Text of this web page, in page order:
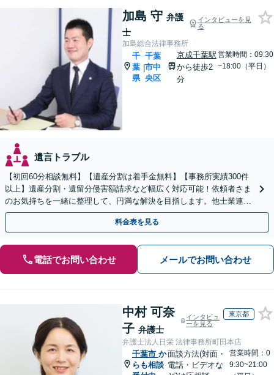
加島 守 弁護
士
インタビューを見
る
加島総合法律事務所
千
葉
県
|
千葉
市中
央区
京成千葉駅
から徒歩2
分
営業時間：09:30
~18:00（平日）
遺言トラブル
【初回60分相談無料】【遺産分割は着手金無料】【事務所実績300件
以上】遺産分割・遺留分侵害額請求など幅広く対応可能！依頼者さま
のお気持ちを一緒に整理して、円満な解決を目指します。他士業連携
でスピード解決【出張相談OK】
料金表を見る
電話でお問い合わせ メールでお問い合わせ
中村 可奈
子 弁護士
インタビュ
ーを見る
東京都
弁護士法人日栄 法律事務所町田本店
千葉市 か
らも相談
面談方法(対面・
電話・ビデオな
営業時間：0
9:30~21:00